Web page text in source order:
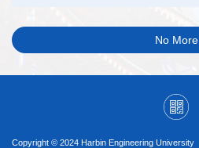
No More
Copyright © 2024 Harbin Engineering University